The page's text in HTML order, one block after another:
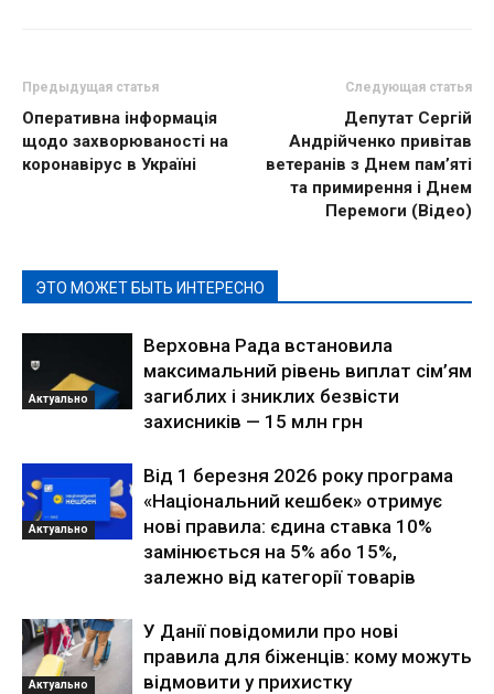
Предыдущая статья
Оперативна інформація
щодо захворюваності на
коронавірус в Україні
Следующая статья
Депутат Сергій
Андрійченко привітав
ветеранів з Днем пам’яті
та примирення і Днем
Перемоги (Відео)
ЭТО МОЖЕТ БЫТЬ ИНТЕРЕСНО
Актуально
Верховна Рада встановила
максимальний рівень виплат сім’ям
загиблих і зниклих безвісти
захисників — 15 млн грн
Актуально
Від 1 березня 2026 року програма
«Національний кешбек» отримує
нові правила: єдина ставка 10%
замінюється на 5% або 15%,
залежно від категорії товарів
Актуально
У Данії повідомили про нові
правила для біженців: кому можуть
відмовити у прихистку